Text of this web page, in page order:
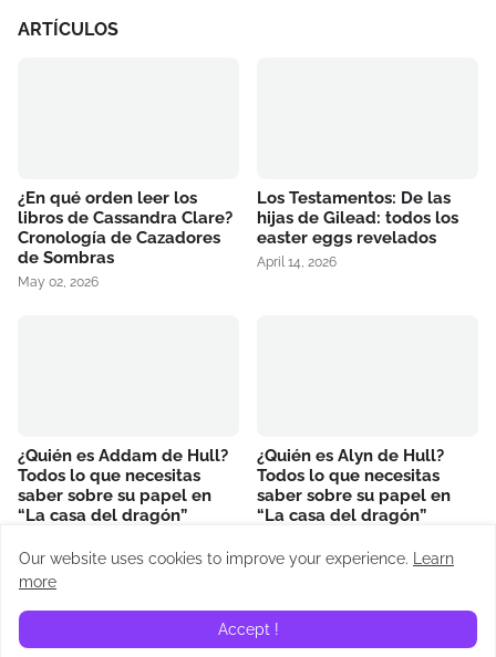
ARTÍCULOS
¿En qué orden leer los
libros de Cassandra Clare?
Cronología de Cazadores
de Sombras
May 02, 2026
Los Testamentos: De las
hijas de Gilead: todos los
easter eggs revelados
April 14, 2026
¿Quién es Addam de Hull?
Todos lo que necesitas
saber sobre su papel en
“La casa del dragón”
¿Quién es Alyn de Hull?
Todos lo que necesitas
saber sobre su papel en
“La casa del dragón”
RECAPS
Our website uses cookies to improve your experience.
Learn
more
Accept !